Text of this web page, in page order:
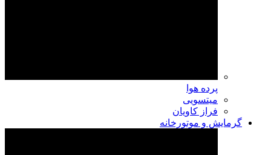
پرده هوا
میتسویی
فراز کاویان
گرمایش و موتورخانه